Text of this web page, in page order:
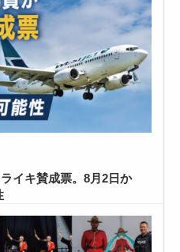
イキ賛成票。8月2日か